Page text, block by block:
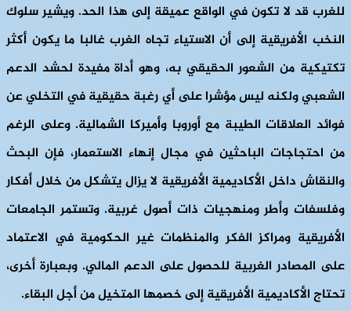
للغرب قد لا تكون في الواقع عميقة إلى هذا الحد. ويشير سلوك
النخب الأفريقية إلى أن الاستياء تجاه الغرب غالبا ما يكون أكثر
تكتيكية من الشعور الحقيقي به، وهو أداة مفيدة لحشد الدعم
الشعبي ولكنه ليس مؤشرا على أي رغبة حقيقية في التخلي عن
فوائد العلاقات الطيبة مع أوروبا وأميركا الشمالية. وعلى الرغم
من احتجاجات الباحثين في مجال إنهاء الاستعمار، فإن البحث
والنقاش داخل الأكاديمية الأفريقية لا يزال يتشكل من خلال أفكار
وفلسفات وأطر ومنهجيات ذات أصول غربية. وتستمر الجامعات
الأفريقية ومراكز الفكر والمنظمات غير الحكومية في الاعتماد
على المصادر الغربية للحصول على الدعم المالي. وبعبارة أخرى،
تحتاج الأكاديمية الأفريقية إلى خصمها المتخيل من أجل البقاء.